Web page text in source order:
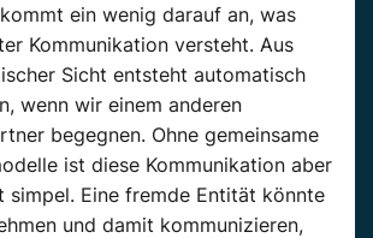
ein wenig darauf an, was
Kommunikation versteht. Aus
Sicht entsteht automatisch
wenn wir einem anderen
begegnen. Ohne gemeinsame
ist diese Kommunikation aber
simpel. Eine fremde Entität könnte
und damit kommunizieren,